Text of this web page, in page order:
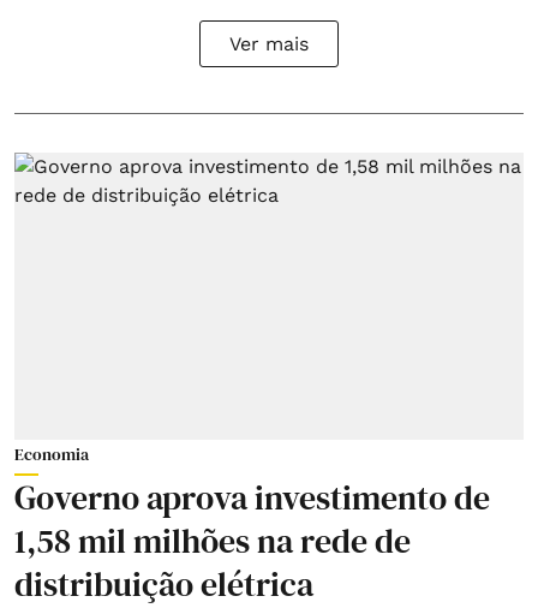
Ver mais
Economia
Governo aprova investimento de
1,58 mil milhões na rede de
distribuição elétrica